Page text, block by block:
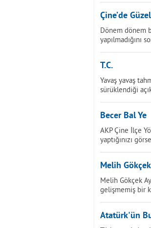
Çine’de
Dönem dönem
yapılmadığını
T.C.
Yavaş yavaş
sürüklendiği
Becer Bal Ye
AKP Çine İlçe
yaptığınızı
Melih Gökçek
Melih Gökçek
gelişmemiş bir
Atatürk'ün